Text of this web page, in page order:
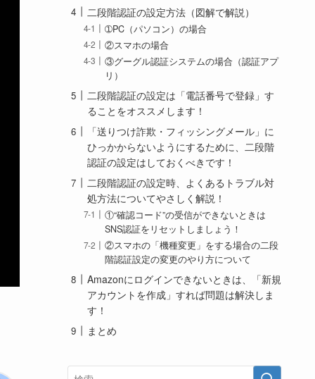
二段階認証の設定方法（図解で解説）
➀PC（パソコン）の場合
②スマホの場合
③グーグル認証システムの場合（認証アプ
リ）
二段階認証の設定は「電話番号で登録」す
ることをオススメします！
「送りつけ詐欺・フィッシングメール」に
ひっかからないようにするために、二段階
認証の設定はしておくべきです！
二段階認証の設定時、よくあるトラブル対
処方法についてやさしく解説！
①“確認コード”の受信ができないときは
SNS認証をリセットしましょう！
②スマホの「機種変更」をする場合の二段
階認証設定の変更のやり方について
Amazonにログインできないときは、「新規
アカウントを作成」すれば問題は解決しま
す！
まとめ